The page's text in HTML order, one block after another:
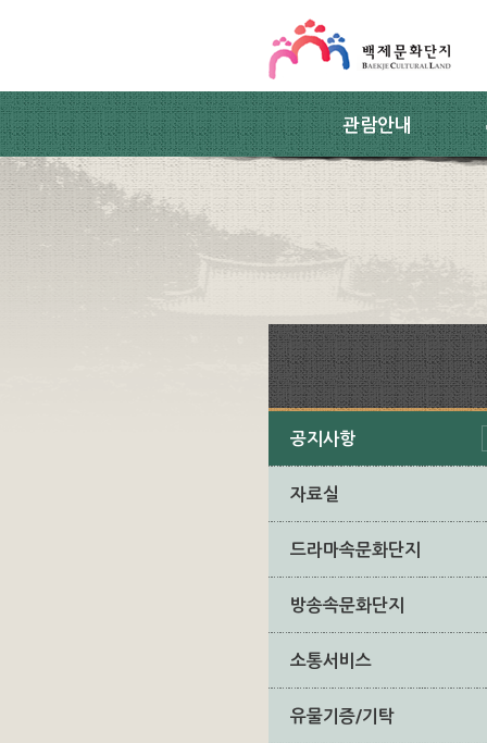
관람안내
공지사항
자료실
드라마속문화단지
방송속문화단지
소통서비스
유물기증/기탁